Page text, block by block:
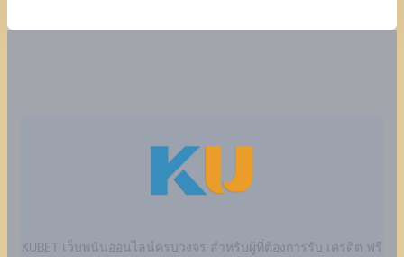
KUBET เว็บพนันออนไลน์ครบวงจร สำหรับผู้ที่ต้องการรับ เครดิต ฟรี